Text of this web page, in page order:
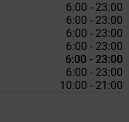
6:00 - 23:00
6:00 - 23:00
6:00 - 23:00
6:00 - 23:00
6:00 - 23:00
6:00 - 23:00
10:00 - 21:00